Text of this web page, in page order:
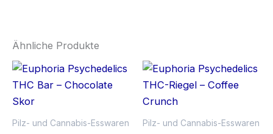
Ähnliche Produkte
Pilz- und Cannabis-Esswaren Pilz- und Cannabis-Esswaren